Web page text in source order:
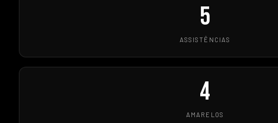
5
ASSISTÊNCIAS
4
AMARELOS